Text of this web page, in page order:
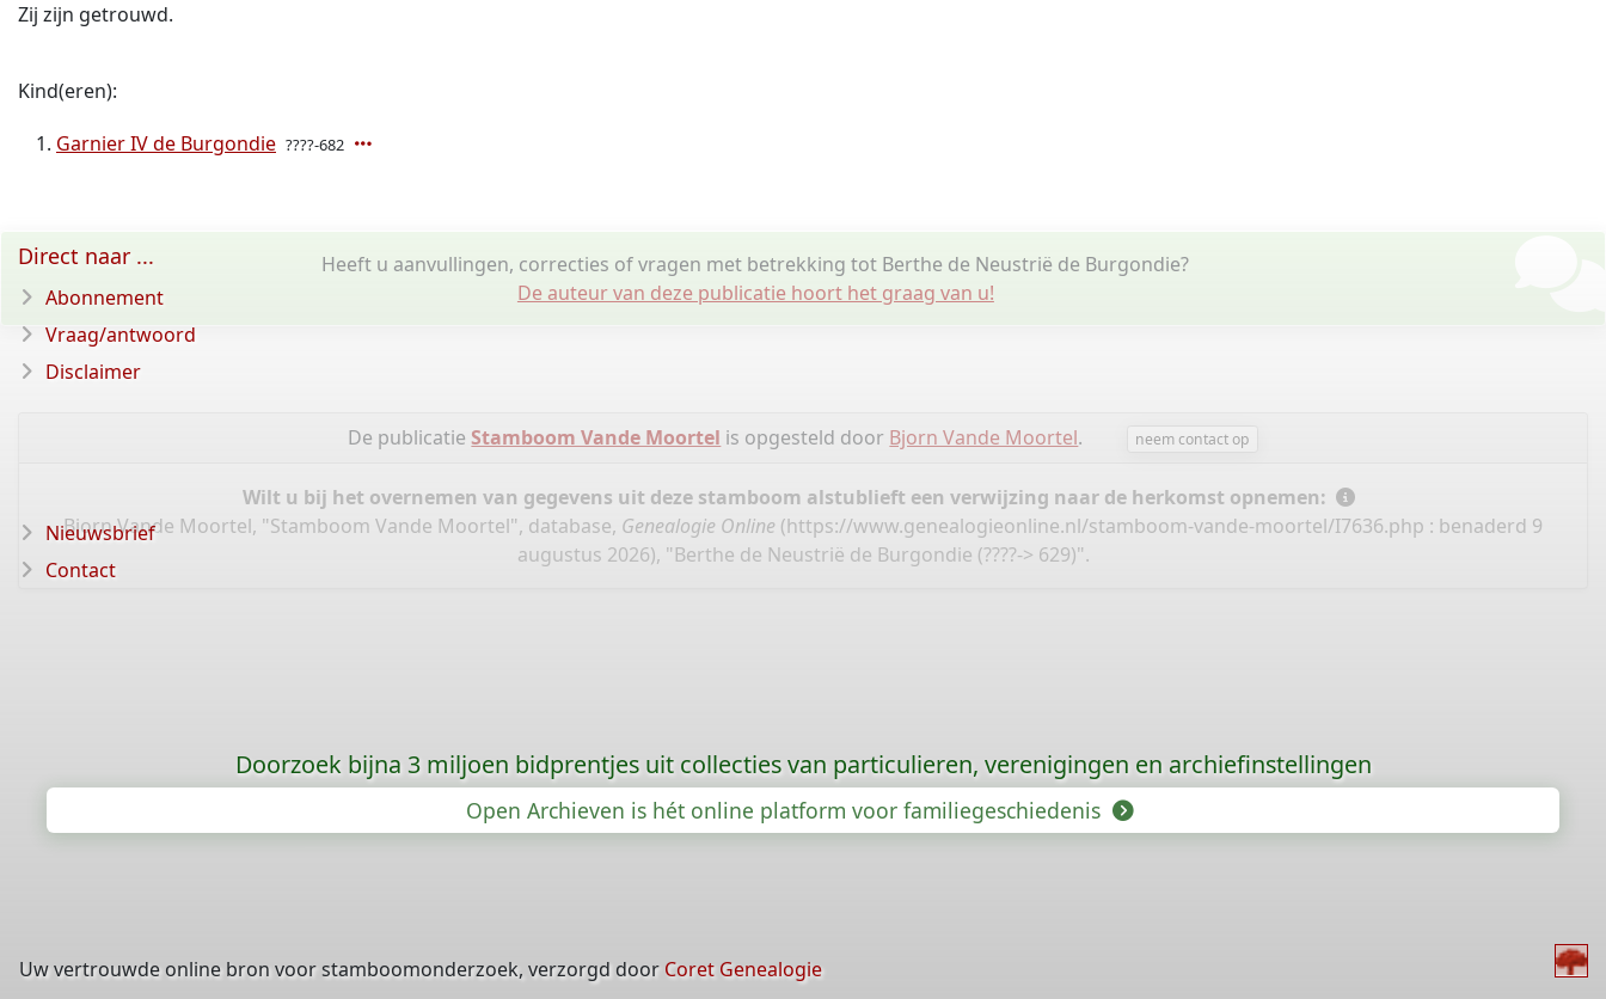
Zij zijn getrouwd.
Kind(eren):
Garnier IV de Burgondie ????-682
Heeft u aanvullingen, correcties of vragen met betrekking tot Berthe de Neustrië de Burgondie?
De auteur van deze publicatie hoort het graag van u!
De publicatieStamboom Vande Moortel is opgesteld door Bjorn Vande Moortel. neem contact op
Wilt u bij het overnemen van gegevens uit deze stamboom alstublieft een verwijzing naar de herkomst opnemen:
Bjorn Vande Moortel, "Stamboom Vande Moortel", database, Genealogie Online (https://www.genealogieonline.nl/stamboom-vande-moortel/I7636.php : benaderd 9
augustus 2026), "Berthe de Neustrië de Burgondie (????-> 629)".
Direct naar ...
Abonnement
Vraag/antwoord
Disclaimer
Nieuwsbrief
Contact
Doorzoek bijna 3 miljoen bidprentjes uit collecties van particulieren, verenigingen en archiefinstellingen
Open Archieven is hét online platform voor familiegeschiedenis
Uw vertrouwde online bron voor stamboomonderzoek, verzorgd door Coret Genealogie